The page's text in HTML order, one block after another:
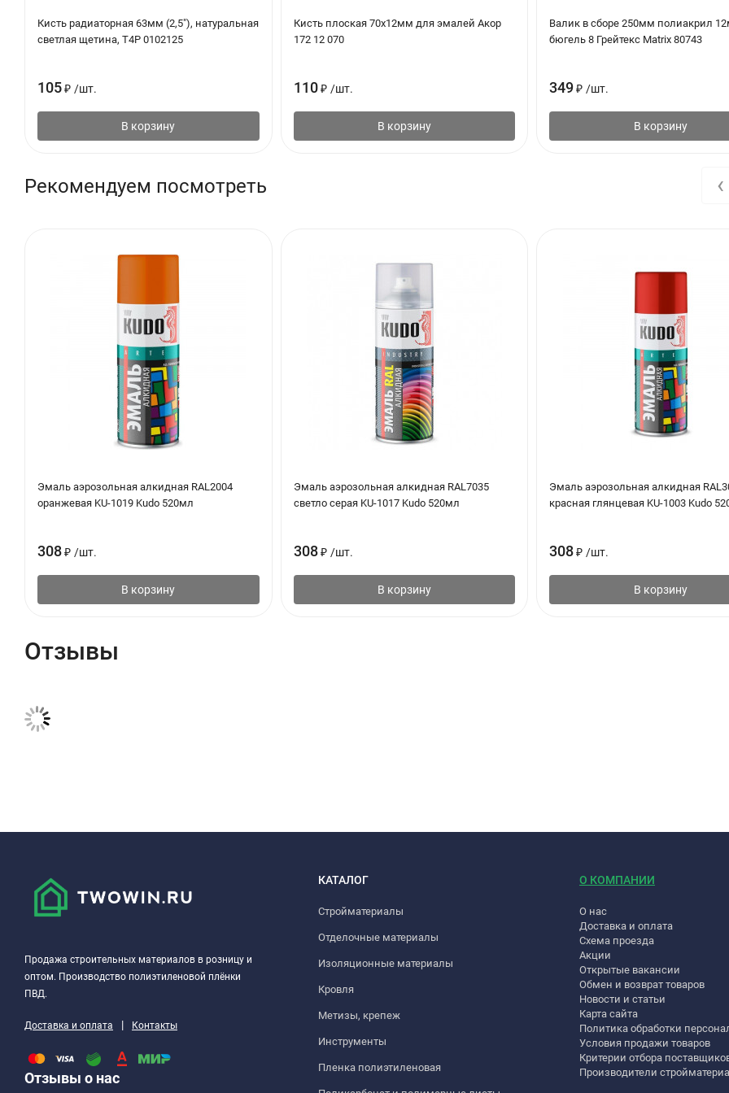
пор, пока не перестанет поступать эмаль.
Кисть радиаторная 63мм (2,5"), натуральная
светлая щетина, T4P 0102125
105₽ /шт.
В корзину
Кисть плоская 70х12мм для эмалей Акор
172 12 070
110 ₽ /шт.
В корзину
Валик в сборе 250мм полиакрил
бюгель 8 Грейтекс Matrix 80743
349 ₽ /шт.
В корзину
Рекомендуем посмотреть
Эмаль аэрозольная алкидная RAL2004
оранжевая KU-1019 Kudo 520мл
308₽ /шт.
В корзину
Эмаль аэрозольная алкидная RAL7035
светло серая KU-1017 Kudo 520мл
308 ₽ /шт.
В корзину
Эмаль аэрозольная алкидная
красная глянцевая KU-1003 Kudo
308 ₽ /шт.
В корзину
‹
Отзывы
Продажа строительных материалов в розницу и
оптом. Производство полиэтиленовой плёнки
ПВД.
Доставка и оплата | Контакты
Отзывы о нас
КАТАЛОГ
Стройматериалы
Отделочные материалы
Изоляционные материалы
Кровля
Метизы, крепеж
Инструменты
Пленка полиэтиленовая
О КОМПАНИИ
О нас
Доставка и оплата
Схема проезда
Акции
Открытые вакансии
Обмен и возврат товаров
Новости и статьи
Карта сайта
Политика обработки
Условия продажи товаров
Критерии отбора
Производители